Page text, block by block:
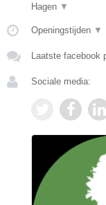
Hagen ▼
Openingstijden ▼
Laatste facebook
Sociale media: